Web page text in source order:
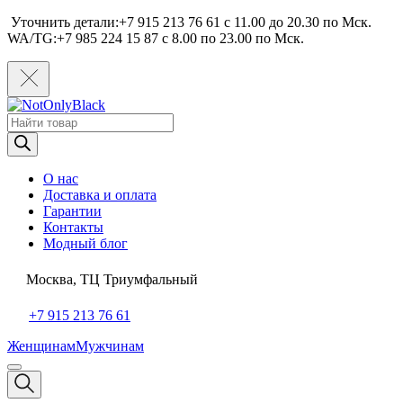
Уточнить детали:+7 915 213 76 61 c 11.00 до 20.30 по Мcк.
WA/TG:+7 985 224 15 87 c 8.00 по 23.00 по Мcк.
Поиск
товаров
О нас
Доставка и оплата
Гарантии
Контакты
Модный блог
Москва, ТЦ Триумфальный
+7 915 213 76 61
ЖенщинамМужчинам